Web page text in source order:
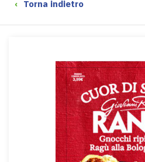
‹ Torna indietro